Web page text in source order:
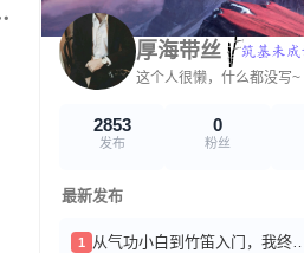
厚海带丝
这个人很懒，什么都没写~
2853
发布
0
粉丝
最新发布
1 从气功小白到竹笛入门，我终